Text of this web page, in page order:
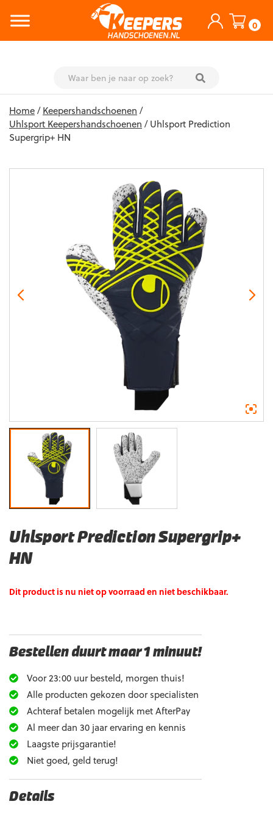
0
content
Home/Keepershandschoenen /
Uhlsport Keepershandschoenen / Uhlsport Prediction
Supergrip+ HN
Uhlsport Prediction Supergrip+
HN
Dit product is nu niet op voorraad en niet beschikbaar.
Bestellen duurt maar 1 minuut!
Voor 23:00 uur besteld, morgen thuis!
Alle producten gekozen door specialisten
Achteraf betalen mogelijk met AfterPay
Al meer dan 30 jaar ervaring en kennis
Laagste prijsgarantie!
Niet goed, geld terug!
Details